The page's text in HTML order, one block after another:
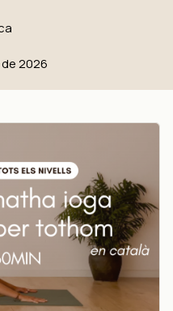
2026